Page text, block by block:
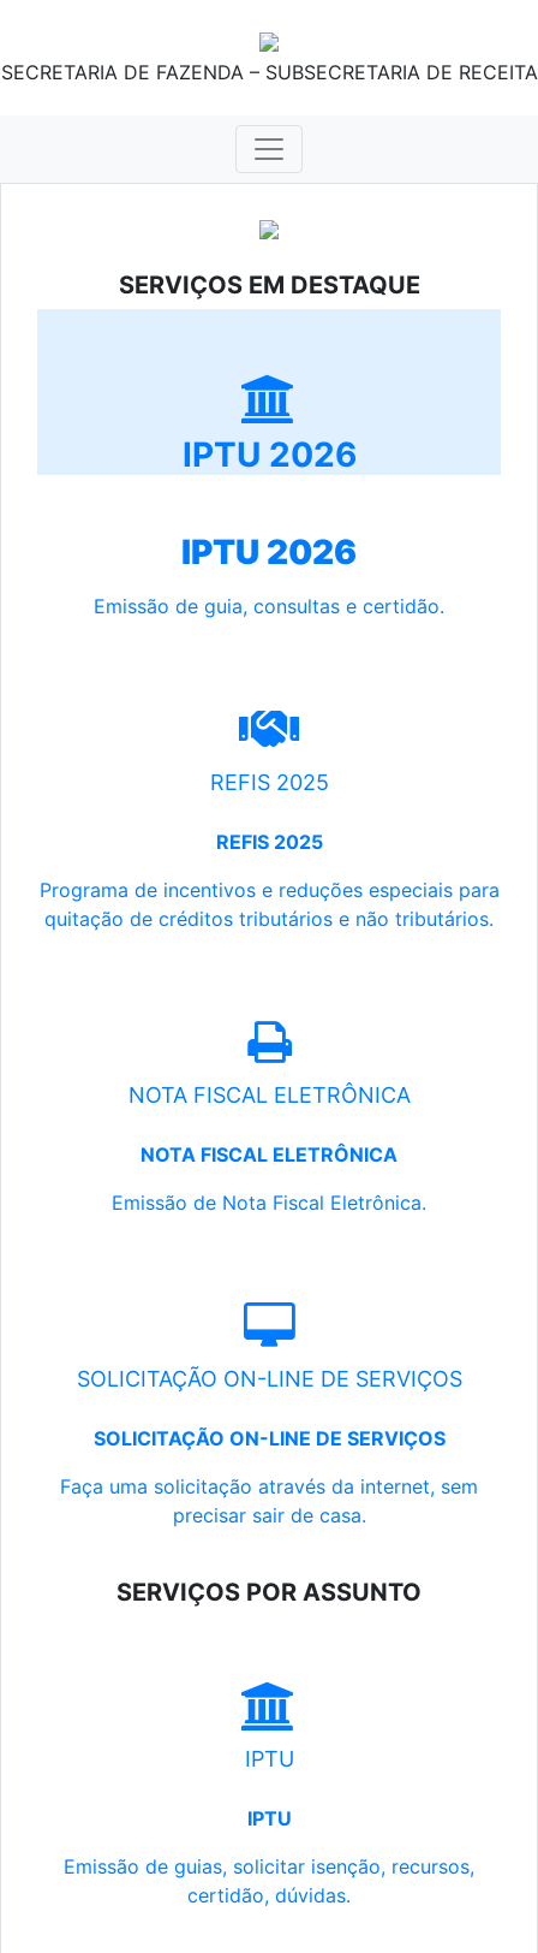
SECRETARIA DE FAZENDA – SUBSECRETARIA DE RECEITA
SERVIÇOS EM DESTAQUE
IPTU 2026
IPTU 2026
Emissão de guia, consultas e certidão.
REFIS 2025
REFIS 2025
Programa de incentivos e reduções especiais para
quitação de créditos tributários e não tributários.
NOTA FISCAL ELETRÔNICA
NOTA FISCAL ELETRÔNICA
Emissão de Nota Fiscal Eletrônica.
SOLICITAÇÃO ON-LINE DE SERVIÇOS
SOLICITAÇÃO ON-LINE DE SERVIÇOS
Faça uma solicitação através da internet, sem
precisar sair de casa.
SERVIÇOS POR ASSUNTO
IPTU
IPTU
Emissão de guias, solicitar isenção, recursos,
certidão, dúvidas.